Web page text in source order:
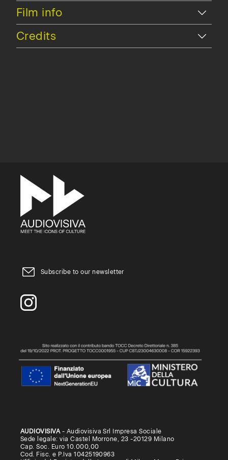
Hide
Film info
Hide
Credits
Subscribe to our newsletter
AUDIOVISIVA- Audiovisiva Srl Impresa Sociale
Sede legale: via Castel Morrone, 23 -20129 Milano
Cap. Soc. Euro 10.000,00
Cod. Fisc. e P.Iva 10425190963